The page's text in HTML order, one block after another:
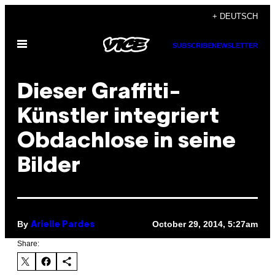
content
+ DEUTSCH
Open
SUBSCRIBENEWSLETTER
Dieser Graffiti-
Künstler integriert
Obdachlose in seine
Bilder
By Arielle Pardes October 29, 2014, 5:27am
Share: